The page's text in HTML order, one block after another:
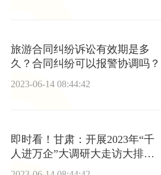
旅游合同纠纷诉讼有效期是多
久？合同纠纷可以报警协调吗？
2023-06-14 08:44:42
即时看！甘肃：开展2023年“千
人进万企”大调研大走访大排查